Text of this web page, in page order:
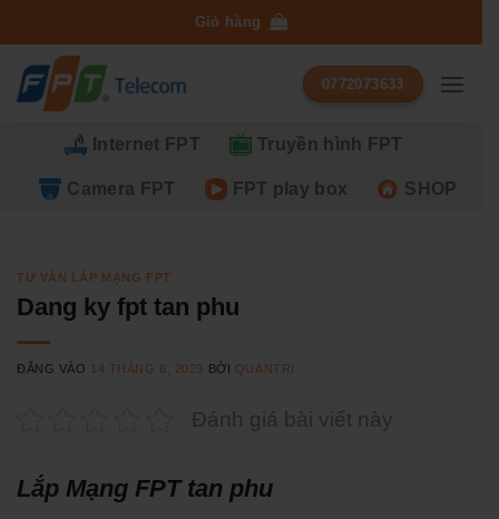
qua
dung
Giỏ hàng
0772073633
Internet FPT Truyền hình FPT
Camera FPT FPT play box SHOP
TƯ VẤN LẮP MẠNG FPT
Dang ky fpt tan phu
ĐĂNG VÀO 14 THÁNG 6, 2023 BỞI QUANTRI
Đánh giá bài viết này
Lắp Mạng FPT tan phu